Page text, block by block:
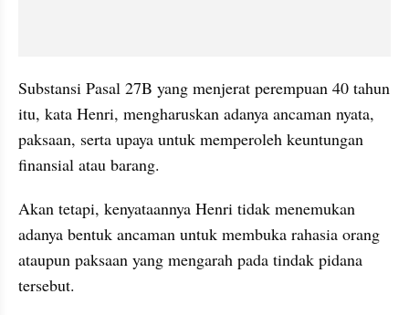
Substansi Pasal 27B yang menjerat perempuan 40 tahun
itu, kata Henri, mengharuskan adanya ancaman nyata,
paksaan, serta upaya untuk memperoleh keuntungan
finansial atau barang.
Akan tetapi, kenyataannya Henri tidak menemukan
adanya bentuk ancaman untuk membuka rahasia orang
ataupun paksaan yang mengarah pada tindak pidana
tersebut.